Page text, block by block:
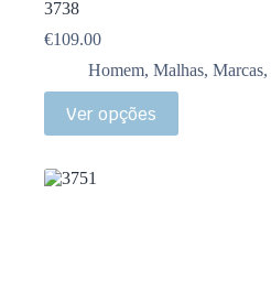
3738
€109.00
Homem, Malhas, Marcas,
Ver opções